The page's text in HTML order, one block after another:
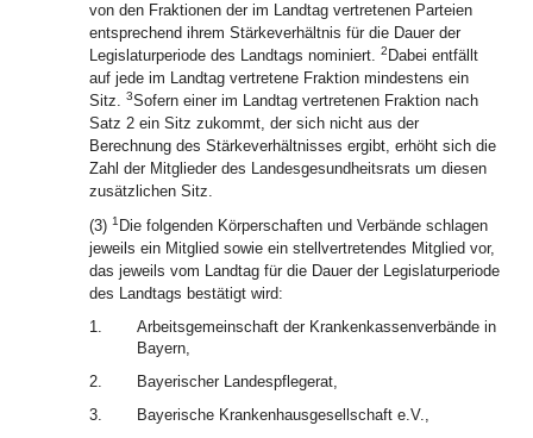
von den Fraktionen der im Landtag vertretenen Parteien
entsprechend ihrem Stärkeverhältnis für die Dauer der
Legislaturperiode des Landtags nominiert. 2 Dabei entfällt
auf jede im Landtag vertretene Fraktion mindestens ein
Sitz. 3Sofern einer im Landtag vertretenen Fraktion nach
Satz 2 ein Sitz zukommt, der sich nicht aus der
Berechnung des Stärkeverhältnisses ergibt, erhöht sich die
Zahl der Mitglieder des Landesgesundheitsrats um diesen
zusätzlichen Sitz.
(3) 1 Die folgenden Körperschaften und Verbände schlagen
jeweils ein Mitglied sowie ein stellvertretendes Mitglied vor,
das jeweils vom Landtag für die Dauer der Legislaturperiode
des Landtags bestätigt wird:
1.
Arbeitsgemeinschaft der Krankenkassenverbände in
Bayern,
2.
Bayerischer Landespflegerat,
3.
Bayerische Krankenhausgesellschaft e.V.,